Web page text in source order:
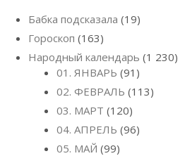
Бабка подсказала (19)
Гороскоп (163)
Народный календарь (1 230)
01. ЯНВАРЬ (91)
02. ФЕВРАЛЬ (113)
03. МАРТ (120)
04. АПРЕЛЬ (96)
05. МАЙ (99)